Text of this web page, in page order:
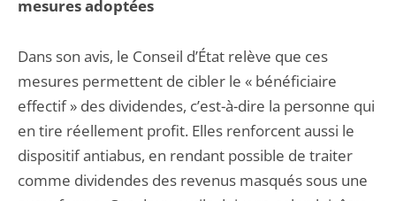
mesures adoptées
Dans son avis, le Conseil d’État relève que ces
mesures permettent de cibler le « bénéficiaire
effectif » des dividendes, c’est-à-dire la personne qui
en tire réellement profit. Elles renforcent aussi le
dispositif antiabus, en rendant possible de traiter
comme dividendes des revenus masqués sous une